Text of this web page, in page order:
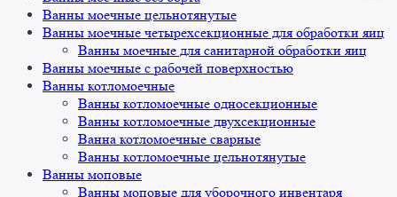
Ванны моечные цельнотянутые
Ванны моечные четырехсекционные для обработки яиц
Ванны моечные для санитарной обработки яиц
Ванны моечные с рабочей поверхностью
Ванны котломоечные
Ванны котломоечные односекционные
Ванны котломоечные двухсекционные
Ванна котломоечные сварные
Ванны котломоечные цельнотянутые
Ванны моповые
Ванны моповые для уборочного инвентаря